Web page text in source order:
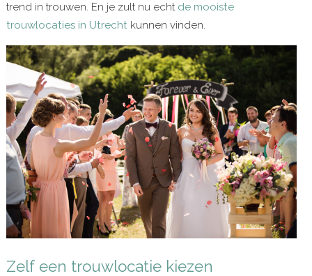
trend in trouwen. En je zult nu echt de mooiste
trouwlocaties in Utrechtkunnen vinden.
Zelf een trouwlocatie kiezen